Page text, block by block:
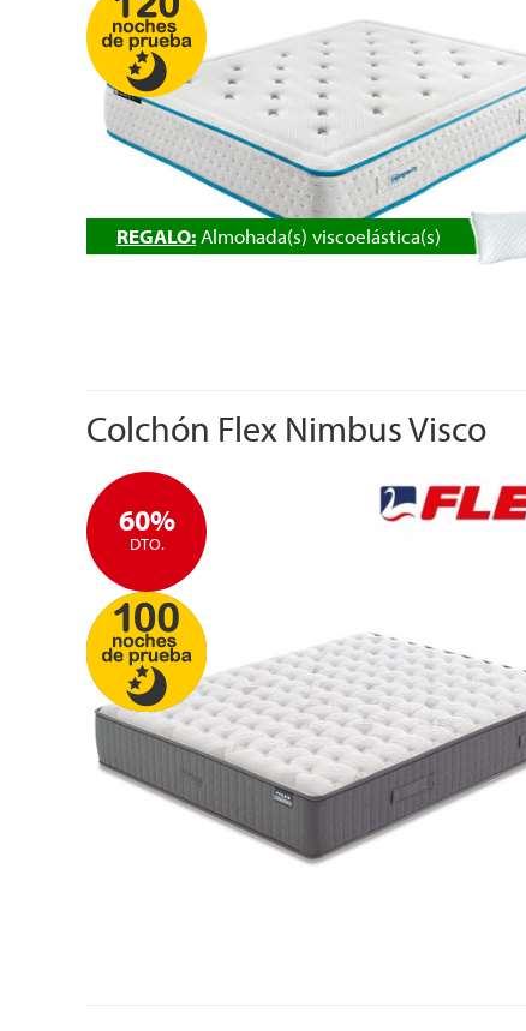
REGALO: Almohada(s) viscoelástica(s)
Colchón Flex Nimbus Visco
60%
DTO.